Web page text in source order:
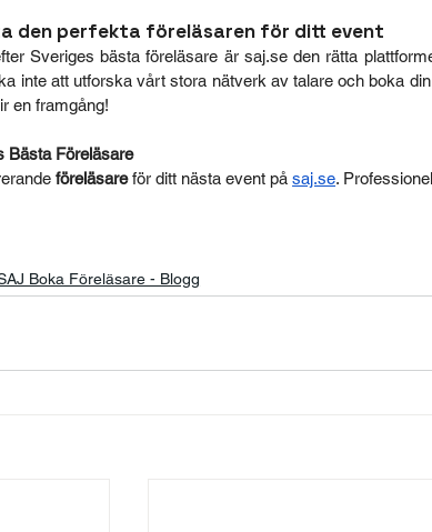
den perfekta föreläsaren för ditt event
Sveriges bästa föreläsare är saj.se den rätta
inte att utforska vårt stora nätverk av talare och boka
en framgång!
Bästa Föreläsare
föreläsare för ditt nästa event på saj.se.
Boka Föreläsare - Blogg